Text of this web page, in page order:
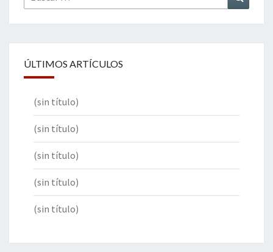
por:
ÚLTIMOS ARTÍCULOS
(sin título)
(sin título)
(sin título)
(sin título)
(sin título)